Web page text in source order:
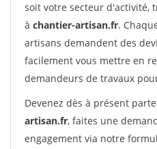
soit votre secteur d'activité,
à chantier-artisan.fr.
artisans demandent des
facilement vous mettre en
demandeurs de travaux
Devenez dès à présent
artisan.fr, faites une
engagement via notre